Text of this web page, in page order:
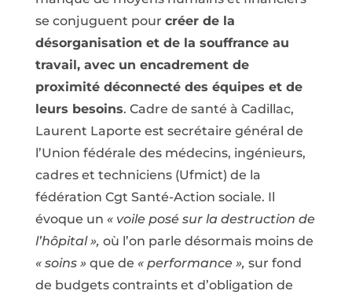
se conjuguent pour créer de la
désorganisation et de la souffrance au
travail, avec un encadrement de
proximité déconnecté des équipes et de
leurs besoins. Cadre de santé à Cadillac,
Laurent Laporte est secrétaire général de
l’Union fédérale des médecins, ingénieurs,
cadres et techniciens (Ufmict) de la
fédération Cgt Santé-Action sociale. Il
évoque un « voile posé sur la destruction de
l’hôpital », où l’on parle désormais moins de
« soins »que de « performance », sur fond
de budgets contraints et d’obligation de